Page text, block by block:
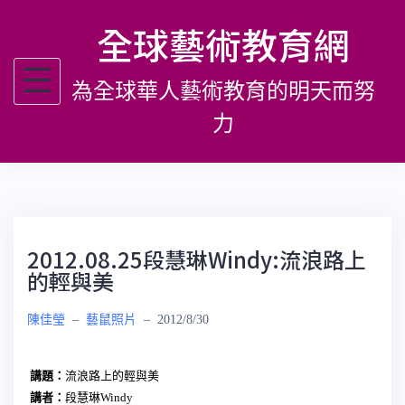
主
全球藝術教育網
為全球華人藝術教育的明天而努
力
2012.08.25段慧琳Windy:流浪路上
的輕與美
陳佳瑩 – 藝鼠照片 – 2012/8/30
講題： 流浪路上的輕與美
講者： 段慧琳Windy